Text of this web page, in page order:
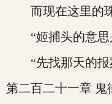
而现在这里的珠
“姬捕头的意思
“先找那天的报案
第二百二十一章 鬼